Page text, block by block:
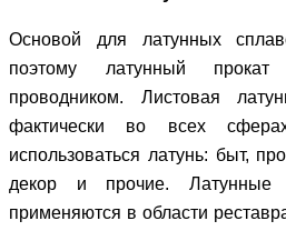
Основой для латунных
поэтому латунный прокат
проводником. Листовая
фактически во всех
использоваться латунь: быт,
декор и прочие. Латунные
применяются в области